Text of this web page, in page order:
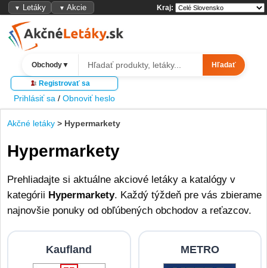
▼ Letáky ▼ Akcie Kraj:
Obchody▼ Hľadať
Registrovať sa
Prihlásiť sa / Obnoviť heslo
Akčné letáky > Hypermarkety
Hypermarkety
Prehliadajte si aktuálne akciové letáky a katalógy v
kategórii Hypermarkety. Každý týždeň pre vás zbierame
najnovšie ponuky od obľúbených obchodov a reťazcov.
Kaufland METRO